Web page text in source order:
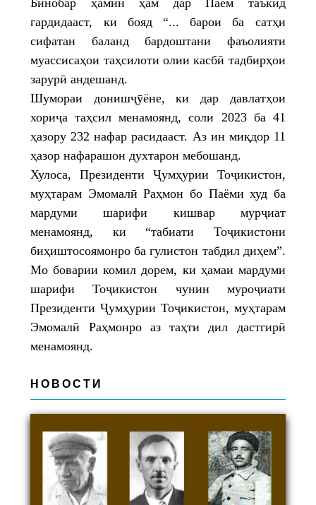
Бинобар ҳамин ҳам дар Паём таъкид
гардидааст, ки бояд “... барои ба сатҳи
сифатан баланд бардоштани фаъолияти
муассисаҳои таҳсилоти олии касбӣ тадбирҳои
зарурӣ андешанд.
Шумораи донишҷӯёне, ки дар давлатҳои
хориҷа таҳсил менамоянд, соли 2023 ба 41
ҳазору 232 нафар расидааст. Аз ин миқдор 11
ҳазор нафарашон духтарон мебошанд.
Хулоса, Президенти Ҷумҳурии Тоҷикистон,
муҳтарам Эмомалӣ Раҳмон бо Паёми худ ба
мардуми шарифи кишвар мурҷиат
менамоянд, ки “табиати Тоҷикистони
биҳиштосоямонро ба гулистон табдил диҳем”.
Мо боварии комил дорем, ки ҳамаи мардуми
шарифи Тоҷикистон чунин муроҷиати
Президенти Ҷумҳурии Тоҷикистон, муҳтарам
Эмомалӣ Раҳмонро аз таҳти дил дастгирӣ
менамоянд.
НОВОСТИ